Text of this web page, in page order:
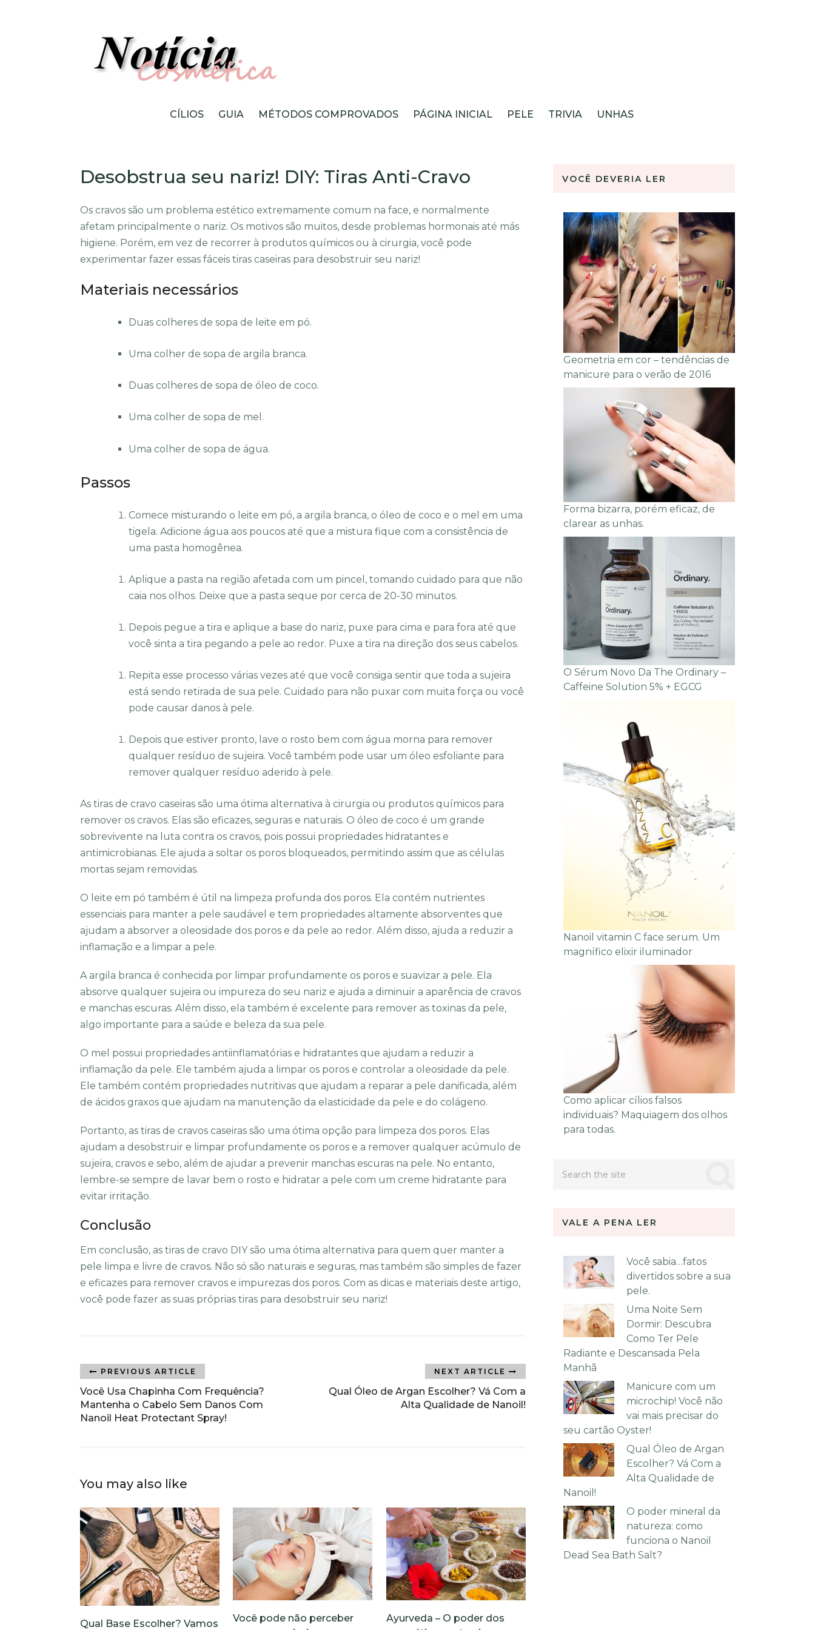
CÍLIOS GUIA MÉTODOS COMPROVADOS PÁGINA INICIAL PELE TRIVIA UNHAS
Desobstrua seu nariz! DIY: Tiras Anti-Cravo
Os cravos são um problema estético extremamente comum na face, e normalmente
afetam principalmente o nariz. Os motivos são muitos, desde problemas hormonais até más
higiene. Porém, em vez de recorrer à produtos químicos ou à cirurgia, você pode
experimentar fazer essas fáceis tiras caseiras para desobstruir seu nariz!
Materiais necessários
Duas colheres de sopa de leite em pó.
Uma colher de sopa de argila branca.
Duas colheres de sopa de óleo de coco.
Uma colher de sopa de mel.
Uma colher de sopa de água.
Passos
Comece misturando o leite em pó, a argila branca, o óleo de coco e o mel em uma
tigela. Adicione água aos poucos até que a mistura fique com a consistência de
uma pasta homogênea.
Aplique a pasta na região afetada com um pincel, tomando cuidado para que não
caia nos olhos. Deixe que a pasta seque por cerca de 20-30 minutos.
Depois pegue a tira e aplique a base do nariz, puxe para cima e para fora até que
você sinta a tira pegando a pele ao redor. Puxe a tira na direção dos seus cabelos.
Repita esse processo várias vezes até que você consiga sentir que toda a sujeira
está sendo retirada de sua pele. Cuidado para não puxar com muita força ou você
pode causar danos à pele.
Depois que estiver pronto, lave o rosto bem com água morna para remover
qualquer resíduo de sujeira. Você também pode usar um óleo esfoliante para
remover qualquer resíduo aderido à pele.
As tiras de cravo caseiras são uma ótima alternativa à cirurgia ou produtos químicos para
remover os cravos. Elas são eficazes, seguras e naturais. O óleo de coco é um grande
sobrevivente na luta contra os cravos, pois possui propriedades hidratantes e
antimicrobianas. Ele ajuda a soltar os poros bloqueados, permitindo assim que as células
mortas sejam removidas.
O leite em pó também é útil na limpeza profunda dos poros. Ela contém nutrientes
essenciais para manter a pele saudável e tem propriedades altamente absorventes que
ajudam a absorver a oleosidade dos poros e da pele ao redor. Além disso, ajuda a reduzir a
inflamação e a limpar a pele.
A argila branca é conhecida por limpar profundamente os poros e suavizar a pele. Ela
absorve qualquer sujeira ou impureza do seu nariz e ajuda a diminuir a aparência de cravos
e manchas escuras. Além disso, ela também é excelente para remover as toxinas da pele,
algo importante para a saúde e beleza da sua pele.
O mel possui propriedades antiinflamatórias e hidratantes que ajudam a reduzir a
inflamação da pele. Ele também ajuda a limpar os poros e controlar a oleosidade da pele.
Ele também contém propriedades nutritivas que ajudam a reparar a pele danificada, além
de ácidos graxos que ajudam na manutenção da elasticidade da pele e do colágeno.
Portanto, as tiras de cravos caseiras são uma ótima opção para limpeza dos poros. Elas
ajudam a desobstruir e limpar profundamente os poros e a remover qualquer acúmulo de
sujeira, cravos e sebo, além de ajudar a prevenir manchas escuras na pele. No entanto,
lembre-se sempre de lavar bem o rosto e hidratar a pele com um creme hidratante para
evitar irritação.
Conclusão
Em conclusão, as tiras de cravo DIY são uma ótima alternativa para quem quer manter a
pele limpa e livre de cravos. Não só são naturais e seguras, mas também são simples de fazer
e eficazes para remover cravos e impurezas dos poros. Com as dicas e materiais deste artigo,
você pode fazer as suas próprias tiras para desobstruir seu nariz!
PREVIOUS ARTICLE
Você Usa Chapinha Com Frequência?
Mantenha o Cabelo Sem Danos Com
Nanoil Heat Protectant Spray!
NEXT ARTICLE
Qual Óleo de Argan Escolher? Vá Com a
Alta Qualidade de Nanoil!
You may also like
Qual Base Escolher? Vamos
Você pode não perceber
Ayurveda – O poder dos
VOCÊ DEVERIA LER
Geometria em cor – tendências de
manicure para o verão de 2016
Forma bizarra, porém eficaz, de
clarear as unhas.
O Sérum Novo Da The Ordinary –
Caffeine Solution 5% + EGCG
Nanoil vitamin C face serum. Um
magnífico elixir iluminador
Como aplicar cílios falsos
individuais? Maquiagem dos olhos
para todas.
VALE A PENA LER
Você sabia…fatos
divertidos sobre a sua
pele.
Uma Noite Sem
Dormir: Descubra
Como Ter Pele
Radiante e Descansada Pela
Manhã
Manicure com um
microchip! Você não
vai mais precisar do
seu cartão Oyster!
Qual Óleo de Argan
Escolher? Vá Com a
Alta Qualidade de
Nanoil!
O poder mineral da
natureza: como
funciona o Nanoil
Dead Sea Bath Salt?